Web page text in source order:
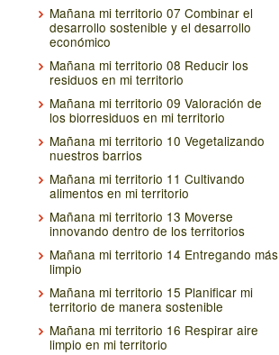
Mañana mi territorio 07 Combinar el
desarrollo sostenible y el desarrollo
económico
Mañana mi territorio 08 Reducir los
residuos en mi territorio
Mañana mi territorio 09 Valoración de
los biorresiduos en mi territorio
Mañana mi territorio 10 Vegetalizando
nuestros barrios
Mañana mi territorio 11 Cultivando
alimentos en mi territorio
Mañana mi territorio 13 Moverse
innovando dentro de los territorios
Mañana mi territorio 14 Entregando más
limpio
Mañana mi territorio 15 Planificar mi
territorio de manera sostenible
Mañana mi territorio 16 Respirar aire
limpio en mi territorio